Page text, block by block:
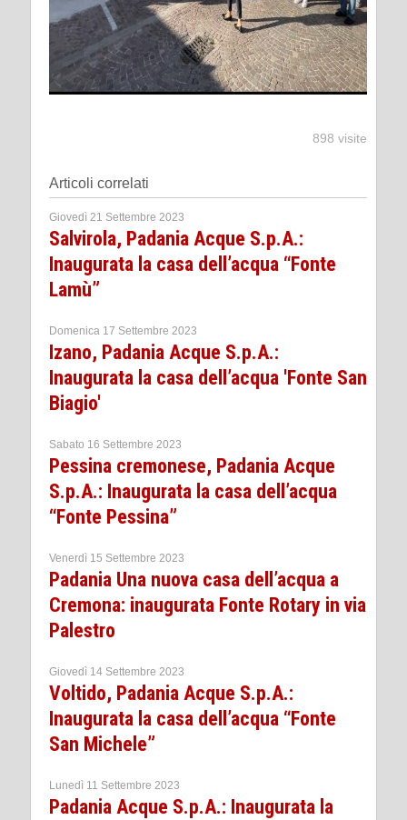
898 visite
Articoli correlati
Giovedì 21 Settembre 2023
Salvirola, Padania Acque S.p.A.:
Inaugurata la casa dell’acqua “Fonte
Lamù”
Domenica 17 Settembre 2023
Izano, Padania Acque S.p.A.:
Inaugurata la casa dell’acqua 'Fonte San
Biagio'
Sabato 16 Settembre 2023
Pessina cremonese, Padania Acque
S.p.A.: Inaugurata la casa dell’acqua
“Fonte Pessina”
Venerdì 15 Settembre 2023
Padania Una nuova casa dell’acqua a
Cremona: inaugurata Fonte Rotary in via
Palestro
Giovedì 14 Settembre 2023
Voltido, Padania Acque S.p.A.:
Inaugurata la casa dell’acqua “Fonte
San Michele”
Lunedì 11 Settembre 2023
Padania Acque S.p.A.: Inaugurata la